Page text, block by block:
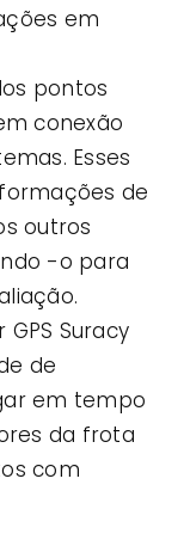
em
pontos
conexão
Esses
de
outros
-o para
Suracy
de
em tempo
da frota
com